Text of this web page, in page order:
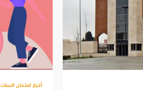
أخبار امتحان السات